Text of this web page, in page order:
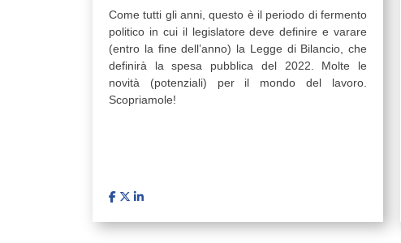
Come tutti gli anni, questo è il periodo di fermento
politico in cui il legislatore deve definire e varare
(entro la fine dell’anno) la Legge di Bilancio, che
definirà la spesa pubblica del 2022. Molte le
novità (potenziali) per il mondo del lavoro.
Scopriamole!